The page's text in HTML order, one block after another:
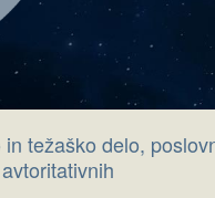
težaško delo,